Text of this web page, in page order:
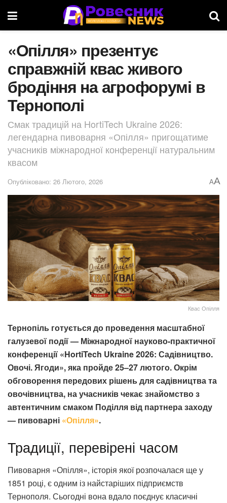
«Опілля» презентує
справжній квас живого
бродіння на агрофорумі в
Тернополі
Смак традицій на HortiTech Ukraine 2026:
легендарна пивоварня «Опілля» пригощатиме
учасників міжнародної конференції натуральним
квасом
Опубліковано: 26 Лютого, 2026 AA
Квас Опілля
Тернопіль готується до проведення масштабної
галузевої події — Міжнародної науково-практичної
конференції «HortiTech Ukraine 2026: Садівництво.
Овочі. Ягоди», яка пройде 25–27 лютого. Окрім
обговорення передових рішень для садівництва та
овочівництва, на учасників чекає знайомство з
автентичним смаком Поділля від партнера заходу
— пивоварні «Опілля».
Традиції, перевірені часом
Пивоварня «Опілля», історія якої розпочалася ще у
1851 році, є одним із найстаріших підприємств
Тернополя. Сьогодні вона вдало поєднує класичні